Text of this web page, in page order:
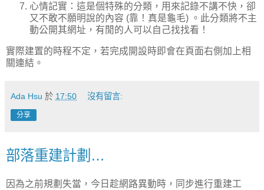
心情記實：這是個特殊的分類，用來記錄不講不快，卻
又不敢不願明說的內容 (靠！真是龜毛) 。此分類將不主
動公開其網址，有閒的人可以自己找找看！
實際建置的時程不定，若完成開設時即會在頁面右側加上相
關連結。
Ada Hsu 於 17:50 沒有留言:
分享
部落重建計劃…
因為之前規劃失當，今日趁網路異動時，同步進行重建工